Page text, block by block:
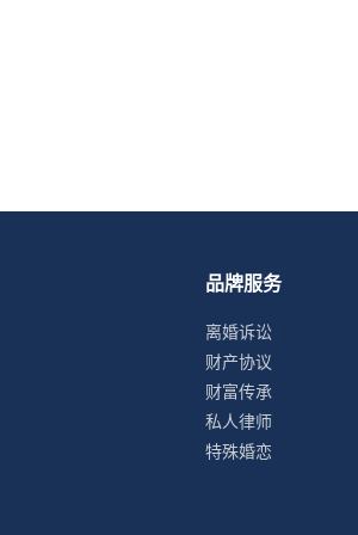
品牌服务
离婚诉讼
财产协议
财富传承
私人律师
特殊婚恋